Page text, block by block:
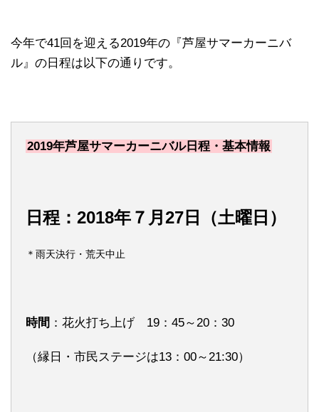
今年で41回を迎える2019年の『芦屋サマーカーニバ
ル』の日程は以下の通りです。
2019年芦屋サマーカーニバル日程・基本情報
日程：2018年７月27日（土曜日）
＊雨天決行・荒天中止
時間 ：花火打ち上げ 19：45～20：30
（縁日・市民ステージは13：00～21:30）